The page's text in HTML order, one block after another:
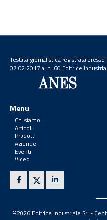
Testata giornalistica registrata
07.02.2017 al n. 60 Editrice
Menu
Chi siamo
Articoli
Prodotti
Aziende
Eventi
Video
©2026 Editrice Industriale Srl -